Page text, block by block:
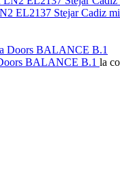
EL2137 Stejar Cadiz
BALANCE B.1 la